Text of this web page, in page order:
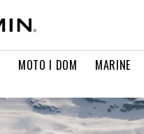
MOTO I DOM MARINE